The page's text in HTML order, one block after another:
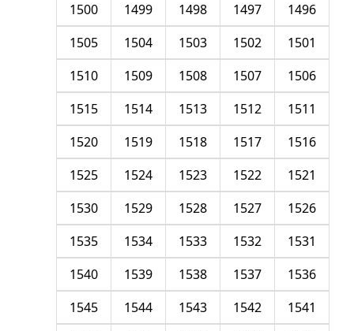
1496
1497
1498
1499
1500
1501
1502
1503
1504
1505
1506
1507
1508
1509
1510
1511
1512
1513
1514
1515
1516
1517
1518
1519
1520
1521
1522
1523
1524
1525
1526
1527
1528
1529
1530
1531
1532
1533
1534
1535
1536
1537
1538
1539
1540
1541
1542
1543
1544
1545